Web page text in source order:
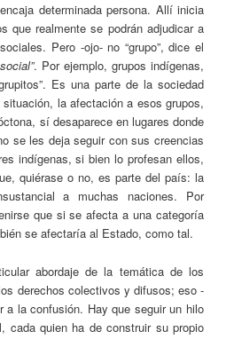
determinada persona. Allí inicia
que realmente se podrán adjudicar a
Pero -ojo- no “grupo”, dice el
. Por ejemplo, grupos indígenas,
Es una parte de la sociedad
la afectación a esos grupos,
sí desaparece en lugares donde
se les deja seguir con sus creencias
indígenas, si bien lo profesan ellos,
quiérase o no, es parte del país: la
a muchas naciones. Por
que si se afecta a una categoría
se afectaría al Estado, como tal.
abordaje de la temática de los
derechos colectivos y difusos; eso -
a la confusión. Hay que seguir un hilo
cada quien ha de construir su propio